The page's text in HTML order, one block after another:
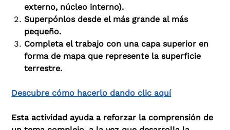
externo, núcleo interno).
Superpónlos desde el más grande al más
pequeño.
Completa el trabajo con una capa superior en
forma de mapa que represente la superficie
terrestre.
Descubre cómo hacerlo dando clic aquí
Esta actividad ayuda a reforzar la comprensión de